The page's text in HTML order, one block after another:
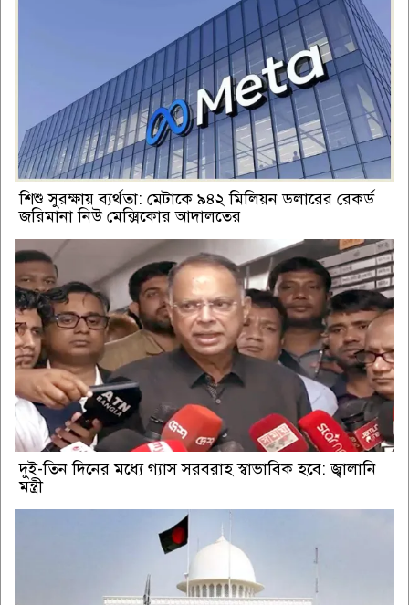
শিশু সুরক্ষায় ব্যর্থতা: মেটাকে ৯৪২ মিলিয়ন ডলারের রেকর্ড
জরিমানা নিউ মেক্সিকোর আদালতের
দুই-তিন দিনের মধ্যে গ্যাস সরবরাহ স্বাভাবিক হবে: জ্বালানি
মন্ত্রী